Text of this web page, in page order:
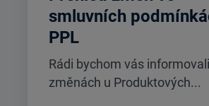
smluvních
PPL
Rádi bychom vás
změnách u Produktových...